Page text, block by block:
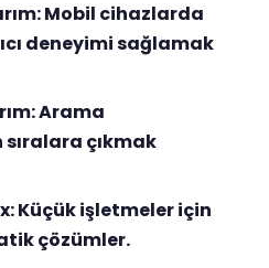
Mobil cihazlarda
deneyimi sağlamak
Arama
çıkmak
Küçük işletmeler için
çözümler.